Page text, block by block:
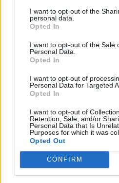
I want to opt-out of the
personal data.
Opted In
I want to opt-out of the Sale
Personal Data.
Opted In
I want to opt-out of
Personal Data for Targeted
Opted In
I want to opt-out of
Retention, Sale, and/or
Personal Data that Is
Purposes for which it was
Opted Out
CONFIRM
Digitálne PZP ako
zľavy
Kúzlo optickej ilúzie: Ako si
Ktoré chyby vás pri štarte e-
Recent Comments
Žiadne komentáre na zobrazenie.
júl 2026
február 2026
január 2026
november 2025
júl 2025
január 2025
november 2024